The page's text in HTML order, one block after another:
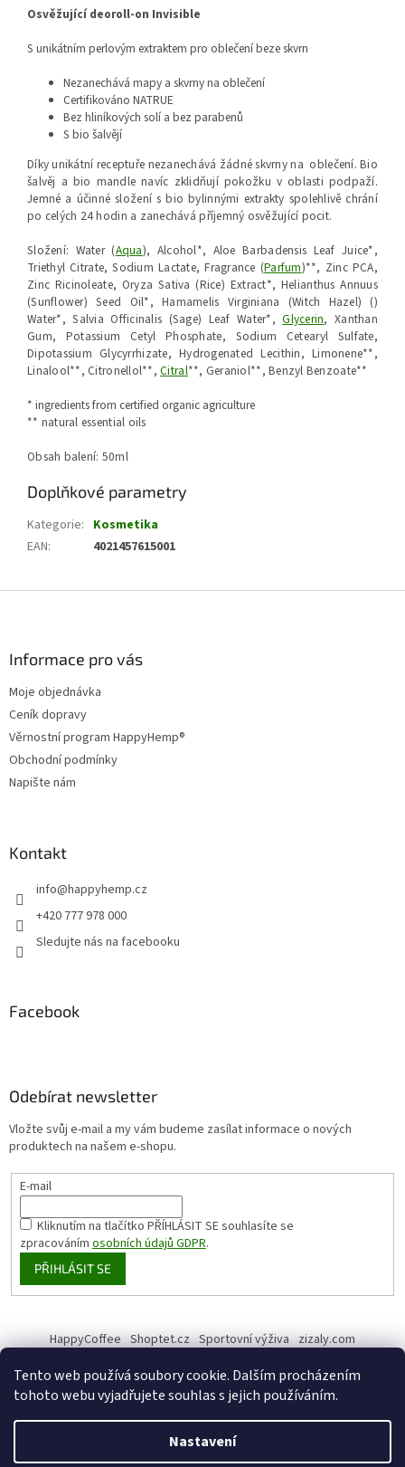
Tento web používá soubory cookie. Dalším procházením
tohoto webu vyjadřujete souhlas s jejich používáním.
Nastavení
Osvěžující deoroll-on Invisible
S unikátním perlovým extraktem pro oblečení beze skvrn
Nezanechává mapy a skvrny na oblečení
Certifikováno NATRUE
Bez hliníkových solí a bez parabenů
S bio šalvějí
Díky unikátní receptuře nezanechává žádné skvrny na oblečení. Bio
šalvěj a bio mandle navíc zklidňují pokožku v oblasti podpaží.
Jemné a účinné složení s bio bylinnými extrakty spolehlivě chrání
po celých 24 hodin a zanechává příjemný osvěžující pocit.
Složení: Water (Aqua), Alcohol*, Aloe Barbadensis Leaf Juice*,
Triethyl Citrate, Sodium Lactate, Fragrance (Parfum)**, Zinc PCA,
Zinc Ricinoleate, Oryza Sativa (Rice) Extract*, Helianthus Annuus
(Sunflower) Seed Oil*, Hamamelis Virginiana (Witch Hazel) ()
Water*, Salvia Officinalis (Sage) Leaf Water*,Glycerin, Xanthan
Gum, Potassium Cetyl Phosphate, Sodium Cetearyl Sulfate,
Dipotassium Glycyrrhizate, Hydrogenated Lecithin, Limonene**,
Linalool**, Citronellol**,Citral**, Geraniol**, Benzyl Benzoate**
* ingredients from certified organic agriculture
** natural essential oils
Obsah balení: 50ml
Doplňkové parametry
Kategorie: Kosmetika
EAN: 4021457615001
Informace pro vás
Moje objednávka
Ceník dopravy
Věrnostní program HappyHemp®
Obchodní podmínky
Napište nám
Kontakt
info@happyhemp.cz
+420 777 978 000
Sledujte nás na facebooku
Facebook
Odebírat newsletter
Vložte svůj e-mail a my vám budeme zasílat informace o nových
produktech na našem e-shopu.
E-mail
Kliknutím na tlačítko PŘÍHLÁSIT SEsouhlasíte se
zpracovánímosobních údajů GDPR.
PŘIHLÁSIT SE
HappyCoffee Shoptet.cz Sportovní výživa zizaly.com